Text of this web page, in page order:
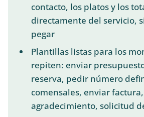
contacto, los platos y los
directamente del servicio,
pegar
Plantillas listas para los
repiten: enviar
reserva, pedir número
comensales, enviar factura,
agradecimiento, solicitud